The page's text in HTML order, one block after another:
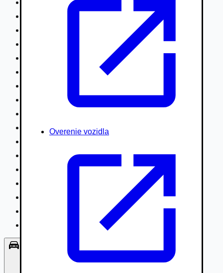
Overenie vozidla
Nákladné vozidlá nad 7,5t
Vodné/Snežné skútre, štvorkolky
Poľnohospodárske vozidlá / stroje
Hydraulické ruky autožeriavy
Špeciály/nosiče kontajnerov
Návesy/prívesy nadstavby
Lode/člny, lietadlá/vznášadlá
Príslušenstvo, Oblečenie